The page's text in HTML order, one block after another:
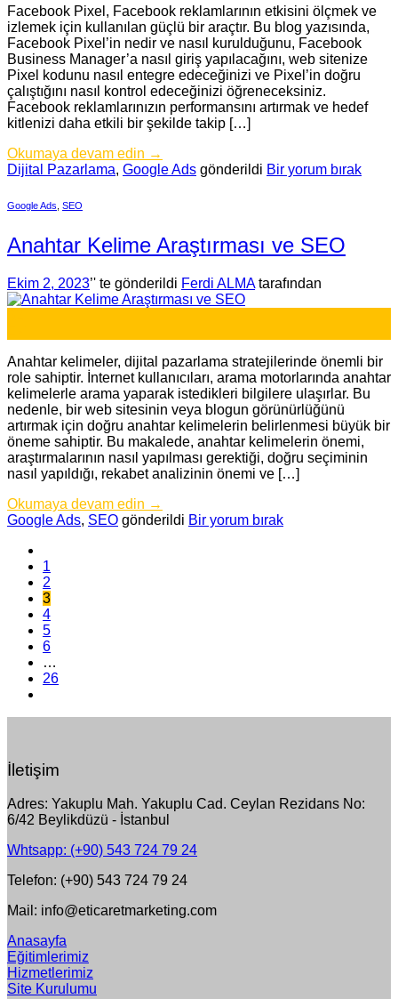
Facebook Pixel, Facebook reklamlarının etkisini ölçmek ve
izlemek için kullanılan güçlü bir araçtır. Bu blog yazısında,
Facebook Pixel’in nedir ve nasıl kurulduğunu, Facebook
Business Manager’a nasıl giriş yapılacağını, web sitenize
Pixel kodunu nasıl entegre edeceğinizi ve Pixel’in doğru
çalıştığını nasıl kontrol edeceğinizi öğreneceksiniz.
Facebook reklamlarınızın performansını artırmak ve hedef
kitlenizi daha etkili bir şekilde takip […]
Okumaya devam edin →
Dijital Pazarlama, Google Ads gönderildi Bir yorum bırak
Google Ads SEO
Anahtar Kelime Araştırması ve SEO
Ekim 2, 2023’' te gönderildi Ferdi ALMAtarafından
Anahtar kelimeler, dijital pazarlama stratejilerinde önemli bir
role sahiptir. İnternet kullanıcıları, arama motorlarında anahtar
kelimelerle arama yaparak istedikleri bilgilere ulaşırlar. Bu
nedenle, bir web sitesinin veya blogun görünürlüğünü
artırmak için doğru anahtar kelimelerin belirlenmesi büyük bir
öneme sahiptir. Bu makalede, anahtar kelimelerin önemi,
araştırmalarının nasıl yapılması gerektiği, doğru seçiminin
nasıl yapıldığı, rekabet analizinin önemi ve […]
Okumaya devam edin →
Google Ads, SEO gönderildi Bir yorum bırak
1
2
3
4
5
6
…
26
İletişim
Adres: Yakuplu Mah. Yakuplu Cad. Ceylan Rezidans No:
6/42 Beylikdüzü - İstanbul
Whtsapp: (+90) 543 724 79 24
Telefon: (+90) 543 724 79 24
Mail: info@eticaretmarketing.com
Anasayfa
Eğitimlerimiz
Hizmetlerimiz
Site Kurulumu